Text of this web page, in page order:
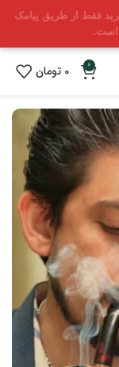
فقط از طریق پیامک
0
0 تومان